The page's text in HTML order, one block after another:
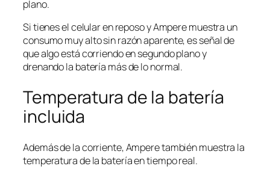
plano.
Si tienes el celular en reposo y Ampere muestra un
consumo muy alto sin razón aparente, es señal de
que algo está corriendo en segundo plano y
drenando la batería más de lo normal.
Temperatura de la batería
incluida
Además de la corriente, Ampere también muestra la
temperatura de la batería en tiempo real.